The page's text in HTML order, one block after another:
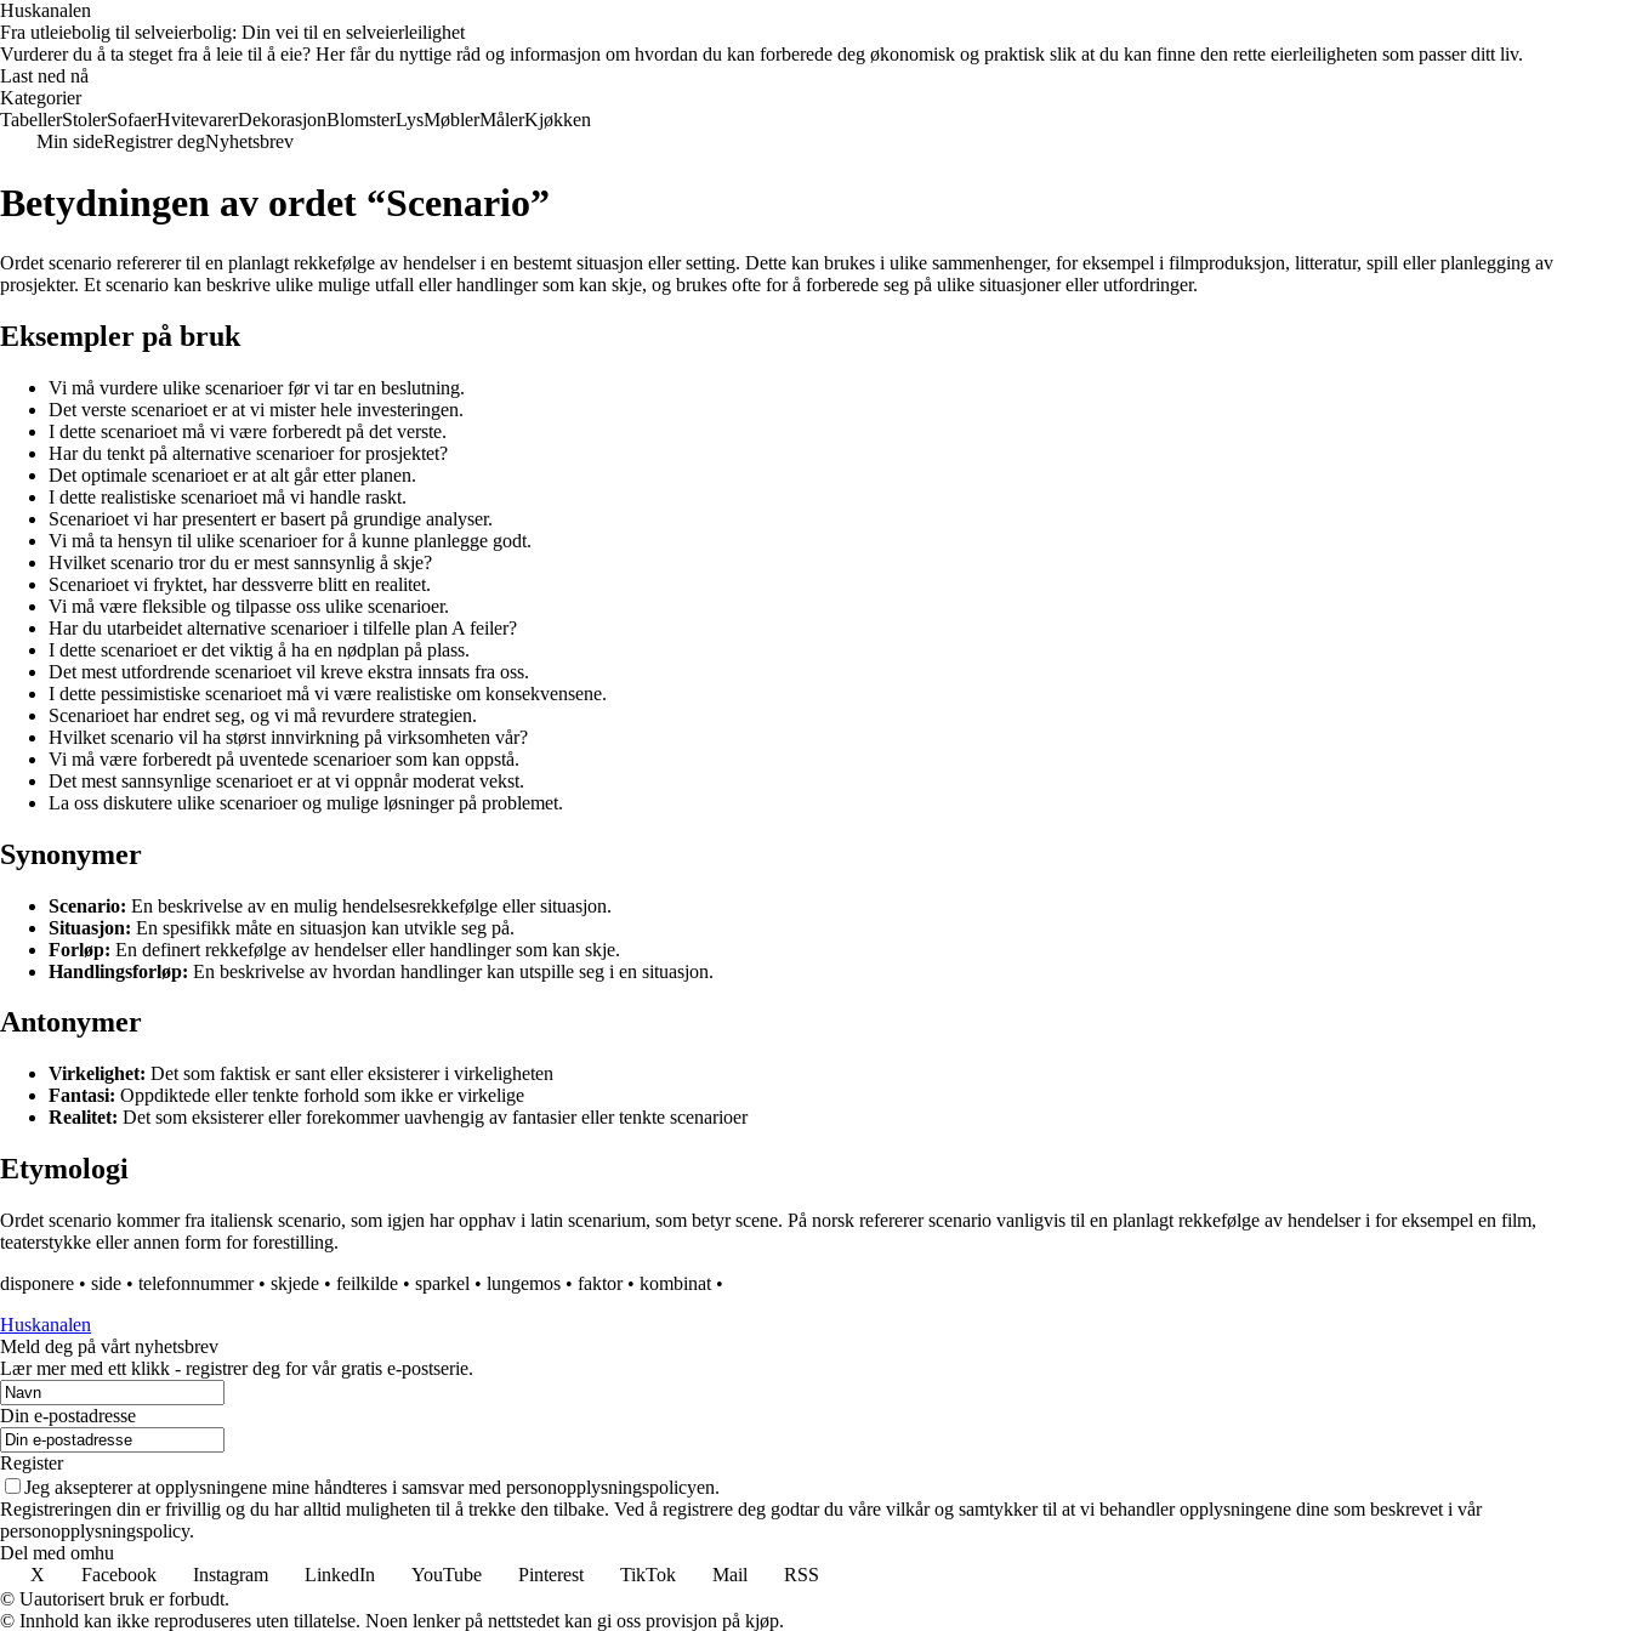
Huskanalen
Fra utleiebolig til selveierbolig: Din vei til en selveierleilighet
Vurderer du å ta steget fra å leie til å eie? Her får du nyttige råd og informasjon om hvordan du kan forberede deg økonomisk og praktisk slik at du kan finne den rette eierleiligheten som passer ditt liv.
Last ned nå
Kategorier
TabellerStolerSofaerHvitevarerDekorasjonBlomsterLysMøblerMålerKjøkken
Min sideRegistrer degNyhetsbrev
Betydningen av ordet “Scenario”
Ordet scenario refererer til en planlagt rekkefølge av hendelser i en bestemt situasjon eller setting. Dette kan brukes i ulike sammenhenger, for eksempel i filmproduksjon, litteratur, spill eller planlegging av
prosjekter. Et scenario kan beskrive ulike mulige utfall eller handlinger som kan skje, og brukes ofte for å forberede seg på ulike situasjoner eller utfordringer.
Eksempler på bruk
Vi må vurdere ulike scenarioer før vi tar en beslutning.
Det verste scenarioet er at vi mister hele investeringen.
I dette scenarioet må vi være forberedt på det verste.
Har du tenkt på alternative scenarioer for prosjektet?
Det optimale scenarioet er at alt går etter planen.
I dette realistiske scenarioet må vi handle raskt.
Scenarioet vi har presentert er basert på grundige analyser.
Vi må ta hensyn til ulike scenarioer for å kunne planlegge godt.
Hvilket scenario tror du er mest sannsynlig å skje?
Scenarioet vi fryktet, har dessverre blitt en realitet.
Vi må være fleksible og tilpasse oss ulike scenarioer.
Har du utarbeidet alternative scenarioer i tilfelle plan A feiler?
I dette scenarioet er det viktig å ha en nødplan på plass.
Det mest utfordrende scenarioet vil kreve ekstra innsats fra oss.
I dette pessimistiske scenarioet må vi være realistiske om konsekvensene.
Scenarioet har endret seg, og vi må revurdere strategien.
Hvilket scenario vil ha størst innvirkning på virksomheten vår?
Vi må være forberedt på uventede scenarioer som kan oppstå.
Det mest sannsynlige scenarioet er at vi oppnår moderat vekst.
La oss diskutere ulike scenarioer og mulige løsninger på problemet.
Synonymer
Scenario: En beskrivelse av en mulig hendelsesrekkefølge eller situasjon.
Situasjon: En spesifikk måte en situasjon kan utvikle seg på.
Forløp: En definert rekkefølge av hendelser eller handlinger som kan skje.
Handlingsforløp: En beskrivelse av hvordan handlinger kan utspille seg i en situasjon.
Antonymer
Virkelighet: Det som faktisk er sant eller eksisterer i virkeligheten
Fantasi: Oppdiktede eller tenkte forhold som ikke er virkelige
Realitet: Det som eksisterer eller forekommer uavhengig av fantasier eller tenkte scenarioer
Etymologi
Ordet scenario kommer fra italiensk scenario, som igjen har opphav i latin scenarium, som betyr scene. På norsk refererer scenario vanligvis til en planlagt rekkefølge av hendelser i for eksempel en film,
teaterstykke eller annen form for forestilling.
disponere • side • telefonnummer• skjede • feilkilde • sparkel • lungemos • faktor• kombinat •
Huskanalen
Meld deg på vårt nyhetsbrev
Lær mer med ett klikk - registrer deg for vår gratis e-postserie.
Din e-postadresse
Register
Jeg aksepterer at opplysningene mine håndteres i samsvar med personopplysningspolicyen.
Registreringen din er frivillig og du har alltid muligheten til å trekke den tilbake. Ved å registrere deg godtar du våre vilkår og samtykker til at vi behandler opplysningene dine som beskrevet i vår
personopplysningspolicy.
Del med omhu
X
Facebook Instagram LinkedIn YouTube Pinterest TikTok Mail
RSS
© Uautorisert bruk er forbudt.
© Innhold kan ikke reproduseres uten tillatelse. Noen lenker på nettstedet kan gi oss provisjon på kjøp.